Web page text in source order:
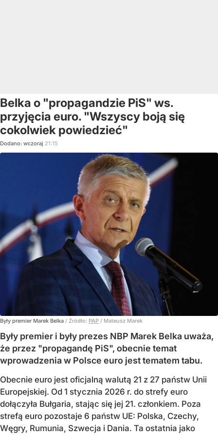
Belka o "propagandzie PiS" ws.
przyjęcia euro. "Wszyscy boją się
cokolwiek powiedzieć"
Dodano: wczoraj 21:15
Były premier Marek Belka / Źródło: PAP / Mateusz Marek
Były premier i były prezes NBP Marek Belka uważa,
że przez "propagandę PiS", obecnie temat
wprowadzenia w Polsce euro jest tematem tabu.
Obecnie euro jest oficjalną walutą 21 z 27 państw Unii
Europejskiej. Od 1 stycznia 2026 r. do strefy euro
dołączyła Bułgaria, stając się jej 21. członkiem. Poza
strefą euro pozostaje 6 państw UE: Polska, Czechy,
Węgry, Rumunia, Szwecja i Dania. Ta ostatnia jako